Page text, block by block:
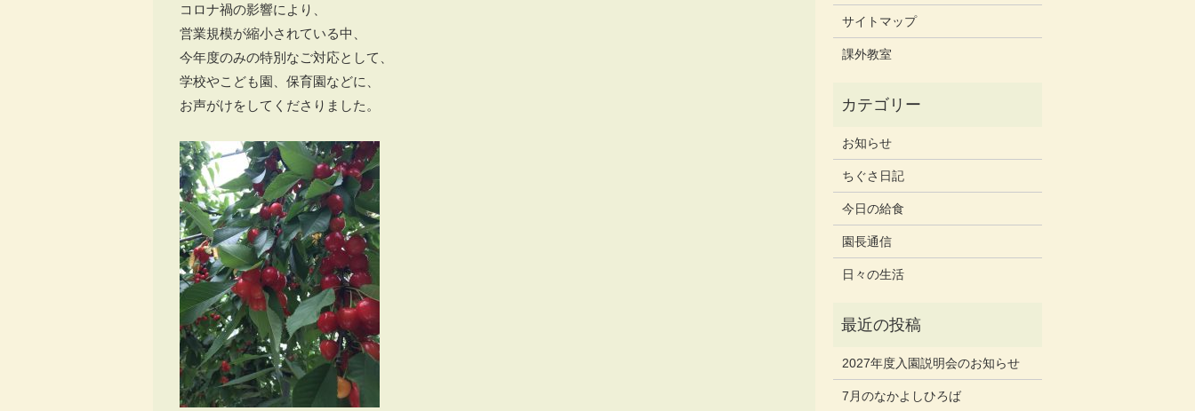
コロナ禍の影響により、
営業規模が縮小されている中、
今年度のみの特別なご対応として、
学校やこども園、保育園などに、
お声がけをしてくださりました。
サイトマップ
課外教室
お知らせ
ちぐさ日記
今日の給食
園長通信
日々の生活
2027年度入園説明会のお知らせ
7月のなかよしひろば